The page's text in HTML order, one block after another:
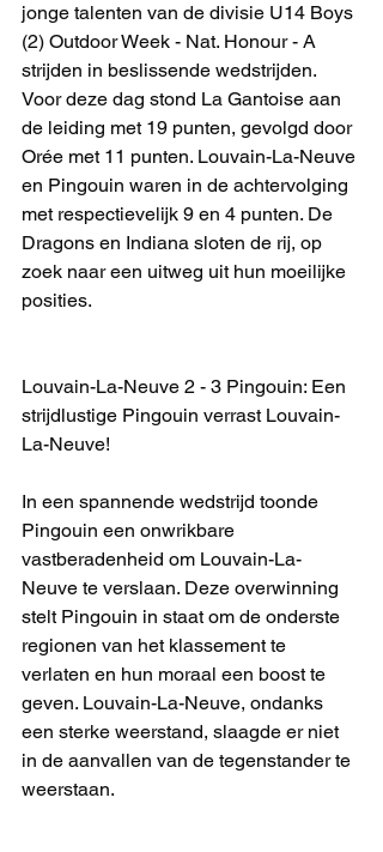
jonge talenten van de divisie U14 Boys
(2) Outdoor Week - Nat. Honour - A
strijden in beslissende wedstrijden.
Voor deze dag stond La Gantoise aan
de leiding met 19 punten, gevolgd door
Orée met 11 punten. Louvain-La-Neuve
en Pingouin waren in de achtervolging
met respectievelijk 9 en 4 punten. De
Dragons en Indiana sloten de rij, op
zoek naar een uitweg uit hun moeilijke
posities.
Louvain-La-Neuve 2 - 3 Pingouin: Een
strijdlustige Pingouin verrast Louvain-
La-Neuve!
In een spannende wedstrijd toonde
Pingouin een onwrikbare
vastberadenheid om Louvain-La-
Neuve te verslaan. Deze overwinning
stelt Pingouin in staat om de onderste
regionen van het klassement te
verlaten en hun moraal een boost te
geven. Louvain-La-Neuve, ondanks
een sterke weerstand, slaagde er niet
in de aanvallen van de tegenstander te
weerstaan.